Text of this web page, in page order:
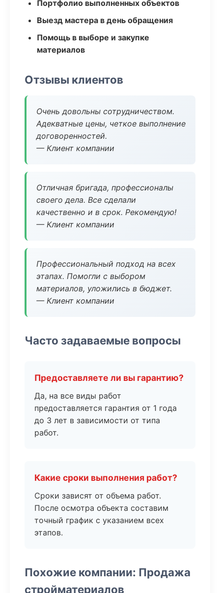
Портфолио выполненных объектов
Выезд мастера в день обращения
Помощь в выборе и закупке
материалов
Отзывы клиентов
Очень довольны сотрудничеством.
Адекватные цены, четкое выполнение
договоренностей.
— Клиент компании
Отличная бригада, профессионалы
своего дела. Все сделали
качественно и в срок. Рекомендую!
— Клиент компании
Профессиональный подход на всех
этапах. Помогли с выбором
материалов, уложились в бюджет.
— Клиент компании
Часто задаваемые вопросы
Предоставляете ли вы гарантию?
Да, на все виды работ
предоставляется гарантия от 1 года
до 3 лет в зависимости от типа
работ.
Какие сроки выполнения работ?
Сроки зависят от объема работ.
После осмотра объекта составим
точный график с указанием всех
этапов.
Похожие компании: Продажа
стройматериалов